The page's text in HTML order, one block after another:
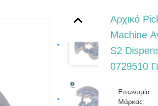
Αρχικό
Machine
S2
0729510
Επωνυμία
Μάρκας: